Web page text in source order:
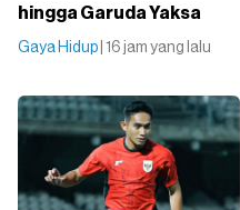
hingga Garuda Yaksa
Gaya Hidup | 16 jam yang lalu